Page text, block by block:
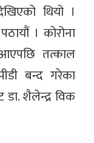
थियो ।
। कोरोना
तत्काल
बन्द गरेका
शैलेन्द्र विक